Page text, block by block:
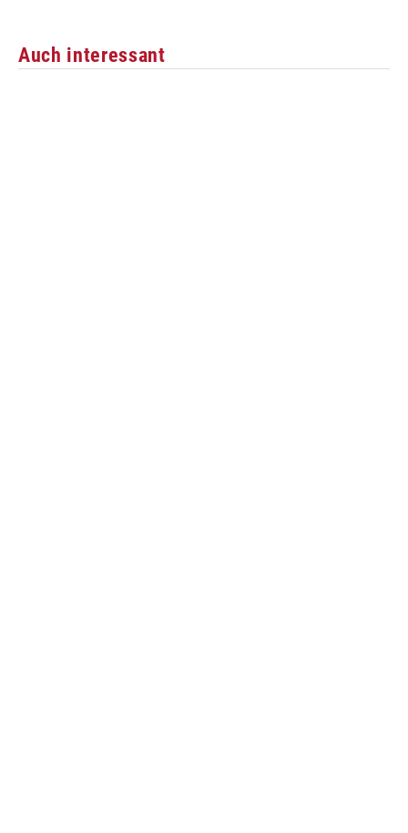
Auch interessant